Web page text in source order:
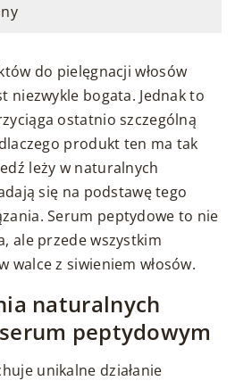
do pielęgnacji włosów
niezwykle bogata. Jednak to
ostatnio szczególną
produkt ten ma tak
leży w naturalnych
się na podstawę tego
Serum peptydowe to nie
ale przede wszystkim
walce z siwieniem włosów.
naturalnych
peptydowym
unikalne działanie